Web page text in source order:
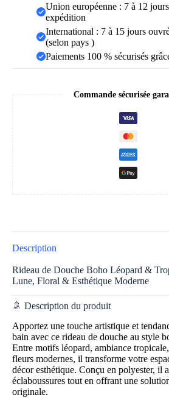
Union européenne : 7 à 12
expédition
International : 7 à 15 jours
(selon pays )
Paiements 100 % sécurisés
Commande sécurisée
Description
Rideau de Douche Boho Léopard &
Lune, Floral & Esthétique Moderne
🚿 Description du produit
Apportez une touche artistique et
bain avec ce rideau de douche au style
Entre motifs léopard, ambiance
fleurs modernes, il transforme votre
décor esthétique. Conçu en polyester, il
éclaboussures tout en offrant une
originale.